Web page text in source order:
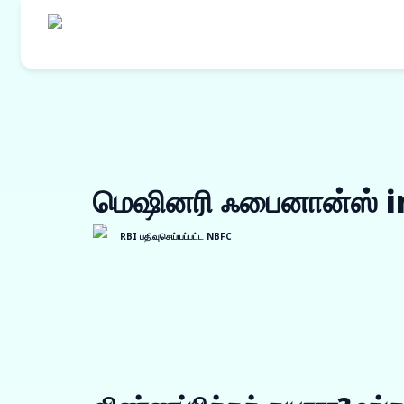
ஒர்க் ஆர்டர்
மெஷினரி ஃபைனான்ஸ்
RBI பதிவுசெய்யப்பட்ட NBFC